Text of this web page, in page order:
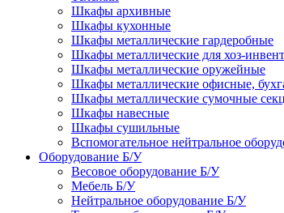
Шкафы архивные
Шкафы кухонные
Шкафы металлические гардеробные
Шкафы металлические для хоз-
Шкафы металлические оружейные
Шкафы металлические офисные,
Шкафы металлические сумочные
Шкафы навесные
Шкафы сушильные
Вспомогательное нейтральное
Оборудование Б/У
Весовое оборудование Б/У
Мебель Б/У
Нейтральное оборудование Б/У